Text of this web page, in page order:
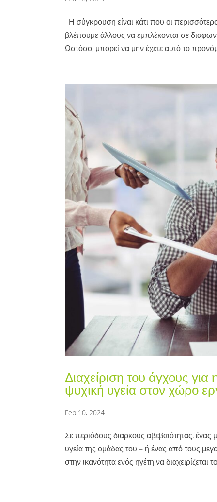
Η σύγκρουση είναι κάτι που οι
βλέπουμε άλλους να εμπλέκονται σε
Ωστόσο, μπορεί να μην έχετε αυτό το
Διαχείριση του άγχους
ψυχική υγεία στον χώρο
Feb 10, 2024
Σε περιόδους διαρκούς αβεβαιότητας, ένας
υγεία της ομάδας του – ή ένας από τους
στην ικανότητα ενός ηγέτη να διαχειρίζεται